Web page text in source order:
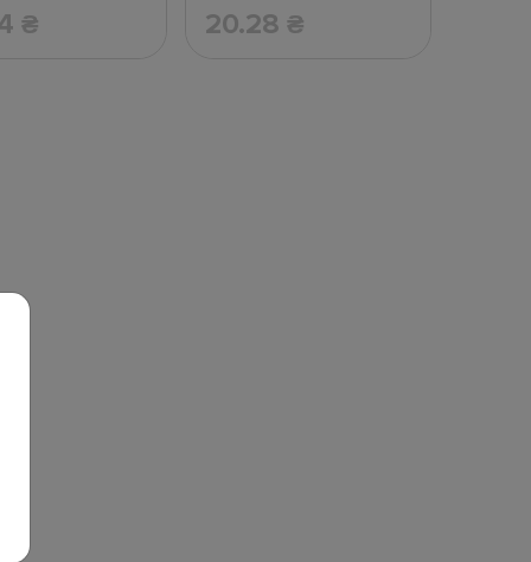
₴ 20.28 ₴